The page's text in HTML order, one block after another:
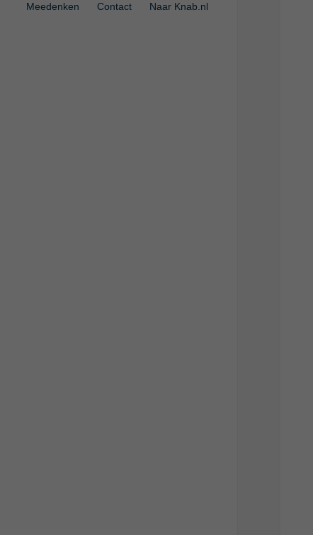
Meedenken Contact Naar Knab.nl